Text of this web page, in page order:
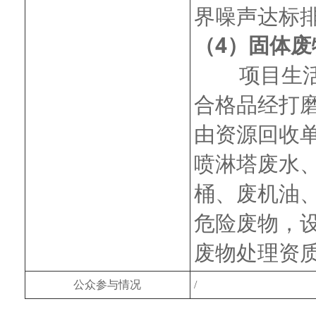
界噪声达标
（4）固体
项目生
合格品经打
由资源回收
喷淋塔废水
桶、废机油
危险废物，
废物处理资
公众参与情况 /